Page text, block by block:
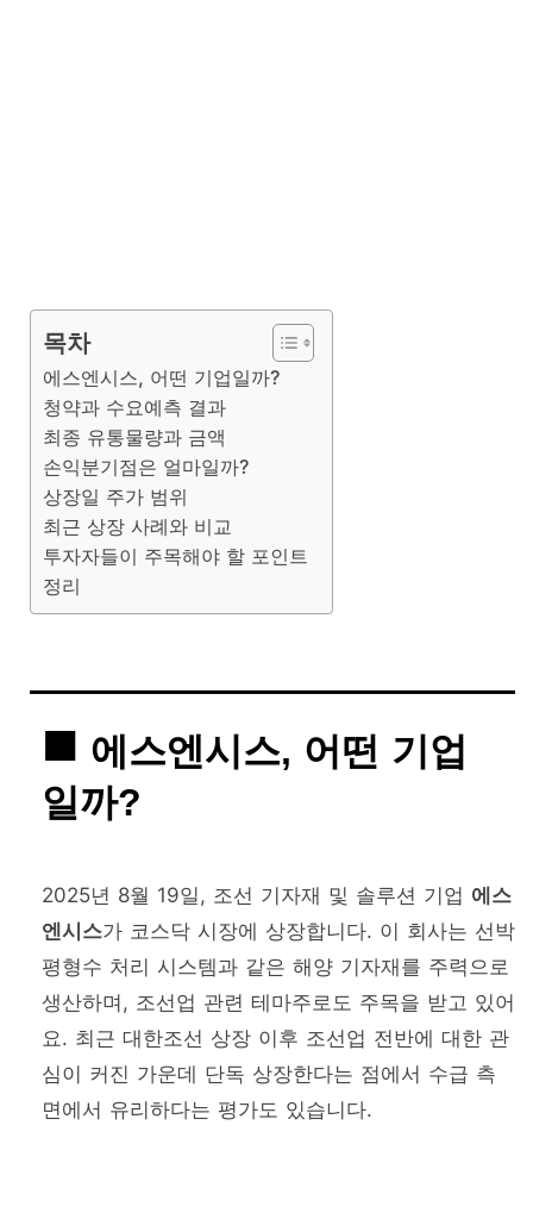
목차
에스엔시스, 어떤 기업일까?
청약과 수요예측 결과
최종 유통물량과 금액
손익분기점은 얼마일까?
상장일 주가 범위
최근 상장 사례와 비교
투자자들이 주목해야 할 포인트
정리
에스엔시스, 어떤 기업
일까?
2025년 8월 19일, 조선 기자재 및 솔루션 기업 에스
엔시스가 코스닥 시장에 상장합니다. 이 회사는 선박
평형수 처리 시스템과 같은 해양 기자재를 주력으로
생산하며, 조선업 관련 테마주로도 주목을 받고 있어
요. 최근 대한조선 상장 이후 조선업 전반에 대한 관
심이 커진 가운데 단독 상장한다는 점에서 수급 측
면에서 유리하다는 평가도 있습니다.